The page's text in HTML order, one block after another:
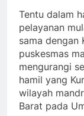
Tentu dalam
pelayanan
sama dengan
puskesmas
mengurangi
hamil yang
wilayah
Barat pada